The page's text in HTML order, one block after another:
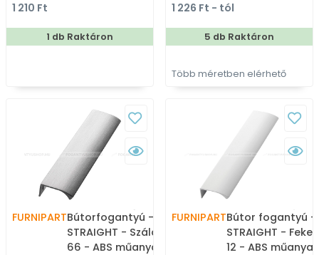
bútorgomb (szögletes,
kerek)
1 210 Ft
1 db Raktáron
élére ültethető
fém fogantyú
1 226 Ft - tól
5 db Raktáron
Több méretben elérhető
FURNIPARTBútorfogantyú - EDGE
STRAIGHT - Szálcsiszolt
66 - ABS műanyag -
FURNIPARTBútor fogantyú -
STRAIGHT -
12 - ABS